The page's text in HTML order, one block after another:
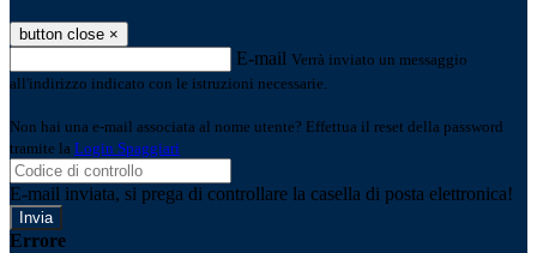
button close ×
E-mail Verrà inviato un messaggio
all'indirizzo indicato con le istruzioni necessarie.
Non hai una e-mail associata al nome utente? Effettua il reset della password
tramite la Login Spaggiari
E-mail inviata, si prega di controllare la casella di posta elettronica!
Errore